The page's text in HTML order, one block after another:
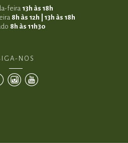
feira 13h às 18h
8h às 12h | 13h às 18h
8h às 11h30
NOS